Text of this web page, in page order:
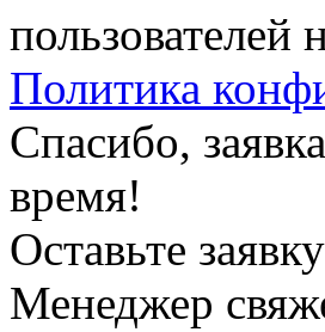
пользователей
Политика
Спасибо,
время!
Оставьте заявку
Менеджер